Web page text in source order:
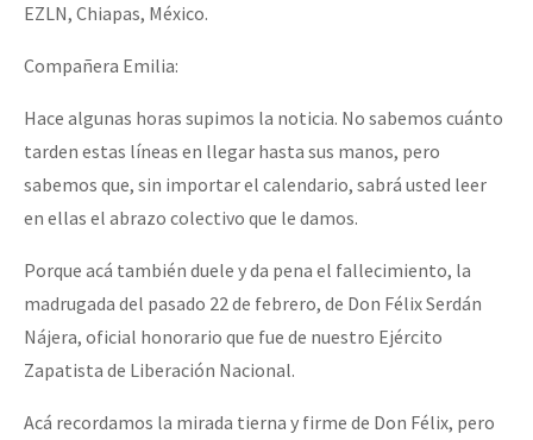
EZLN, Chiapas, México.
Compañera Emilia:
Hace algunas horas supimos la noticia. No sabemos cuánto
tarden estas líneas en llegar hasta sus manos, pero
sabemos que, sin importar el calendario, sabrá usted leer
en ellas el abrazo colectivo que le damos.
Porque acá también duele y da pena el fallecimiento, la
madrugada del pasado 22 de febrero, de Don Félix Serdán
Nájera, oficial honorario que fue de nuestro Ejército
Zapatista de Liberación Nacional.
Acá recordamos la mirada tierna y firme de Don Félix, pero